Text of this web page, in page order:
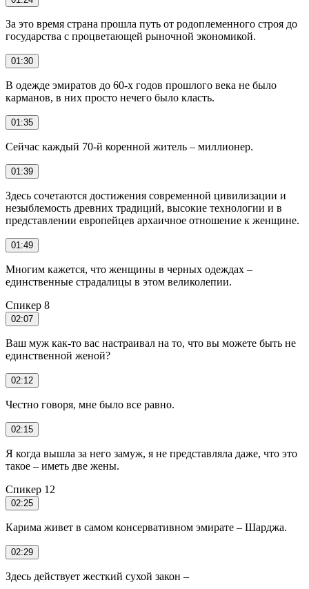
За это время страна прошла путь от родоплеменного строя до
государства с процветающей рыночной экономикой.
01:30
В одежде эмиратов до 60-х годов прошлого века не было
карманов, в них просто нечего было класть.
01:35
Сейчас каждый 70-й коренной житель – миллионер.
01:39
Здесь сочетаются достижения современной цивилизации и
незыблемость древних традиций, высокие технологии и в
представлении европейцев архаичное отношение к женщине.
01:49
Многим кажется, что женщины в черных одеждах –
единственные страдалицы в этом великолепии.
Спикер 8
02:07
Ваш муж как-то вас настраивал на то, что вы можете быть не
единственной женой?
02:12
Честно говоря, мне было все равно.
02:15
Я когда вышла за него замуж, я не представляла даже, что это
такое – иметь две жены.
Спикер 12
02:25
Карима живет в самом консервативном эмирате – Шарджа.
02:29
Здесь действует жесткий сухой закон –